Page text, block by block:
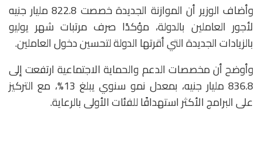
وأضاف الوزير أن الموازنة الجديدة خصصت 822.8 مليار جنيه
لأجور العاملين بالدولة، مؤكدًا صرف مرتبات شهر يوليو
بالزيادات الجديدة التي أقرتها الدولة لتحسين دخول العاملين.
وأوضح أن مخصصات الدعم والحماية الاجتماعية ارتفعت إلى
836.8 مليار جنيه، بمعدل نمو سنوي يبلغ 13%، مع التركيز
على البرامج الأكثر استهدافًا للفئات الأولى بالرعاية.